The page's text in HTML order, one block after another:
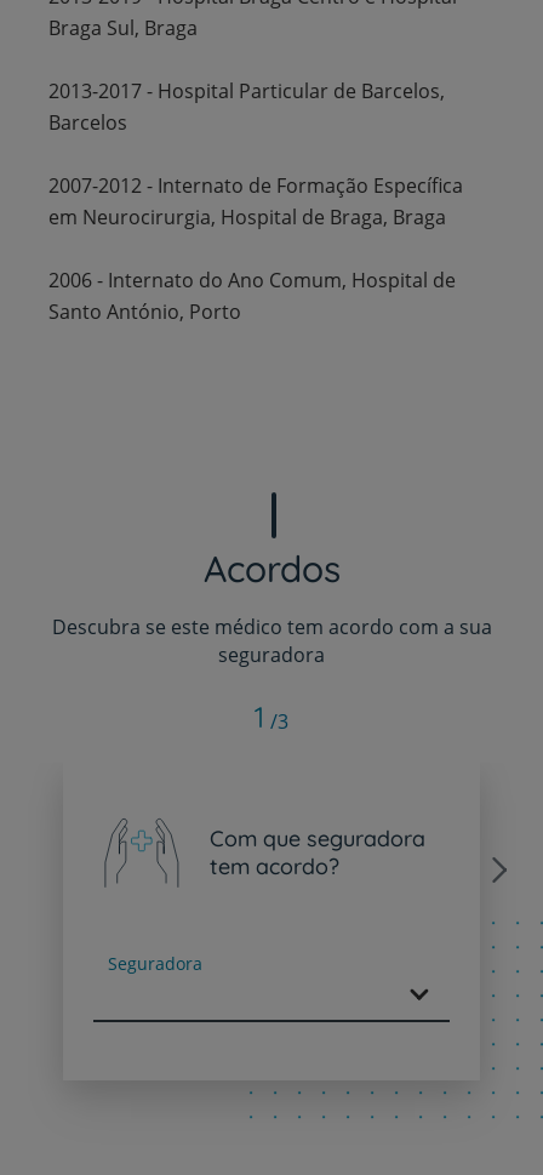
Braga Sul, Braga
2013-2017 - Hospital Particular de Barcelos,
Barcelos
2007-2012 - Internato de Formação Específica
em Neurocirurgia, Hospital de Braga, Braga
2006 - Internato do Ano Comum, Hospital de
Santo António, Porto
Acordos
Descubra se este médico tem acordo com a sua
seguradora
Com que seguradora
tem acordo?
Seguradora
Next
1 /3